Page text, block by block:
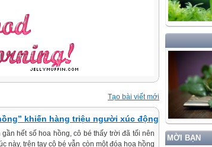
MỜI BẠN
Tạo bài viết mới
khiến hàng triệu người xúc động
hết số hoa hồng, cô bé thấy trời đã tối nên
này, trên tay cô bé vẫn còn một đóa hoa hồng